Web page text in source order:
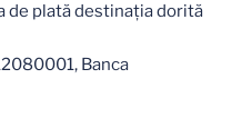
de plată destinația dorită
Banca